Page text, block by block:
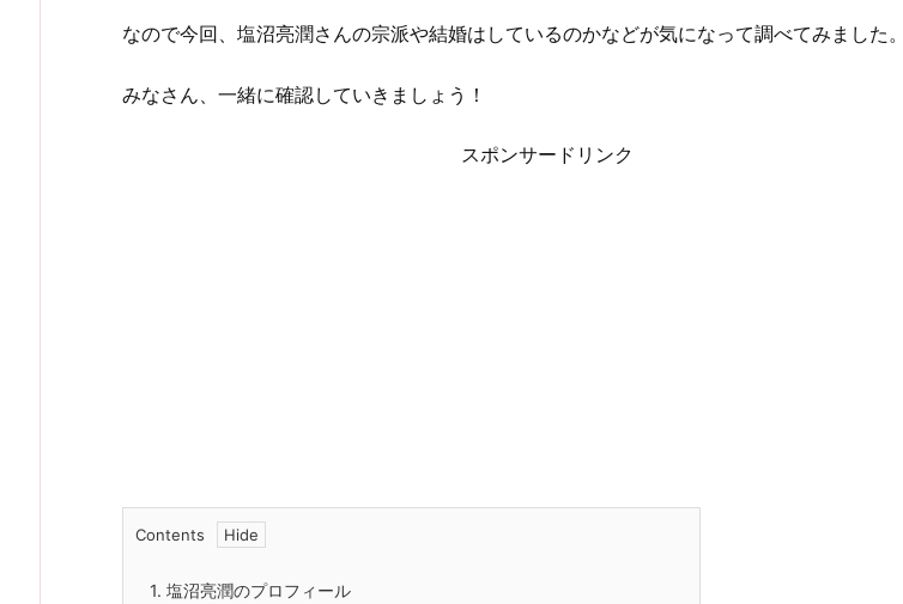
なので今回、塩沼亮潤さんの宗派や結婚はしているのかなどが気になって調べてみました。
みなさん、一緒に確認していきましょう！
スポンサードリンク
Contents
1. 塩沼亮潤のプロフィール